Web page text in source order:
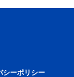
シーポリシー